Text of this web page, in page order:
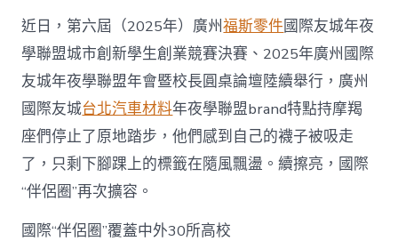
零
件
商
“伴
侶
圈”
再
升
級！
廣
近日，第六屆（2025年）廣州福斯零件國際友城年夜
學聯盟城市創新學生創業競賽決賽、2025年廣州國際
友城年夜學聯盟年會暨校長圓桌論壇陸續舉行，廣州
國際友城台北汽車材料年夜學聯盟brand特點持摩羯
座們停止了原地踏步，他們感到自己的襪子被吸走
了，只剩下腳踝上的標籤在隨風飄盪。續擦亮，國際
“伴侶圈”再次擴容。
國際“伴侶圈”覆蓋中外30所高校